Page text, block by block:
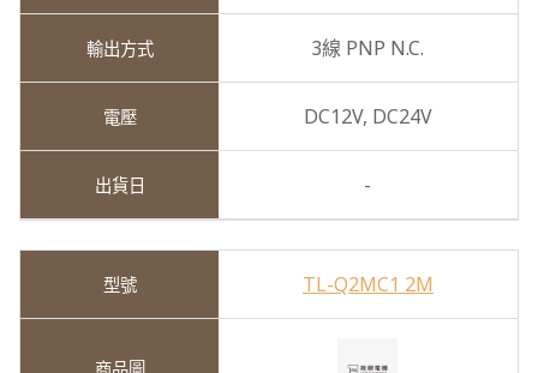
3線 PNP N.C.
DC12V, DC24V
-
TL-Q2MC1 2M